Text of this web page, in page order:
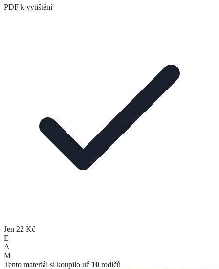
PDF k vytištění
Jen 22 Kč
E
A
M
Tento materiál si koupilo už 10 rodičů